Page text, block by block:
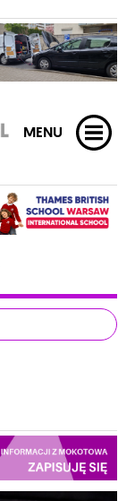
MENU